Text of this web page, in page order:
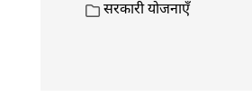
सरकारी योजनाएँ